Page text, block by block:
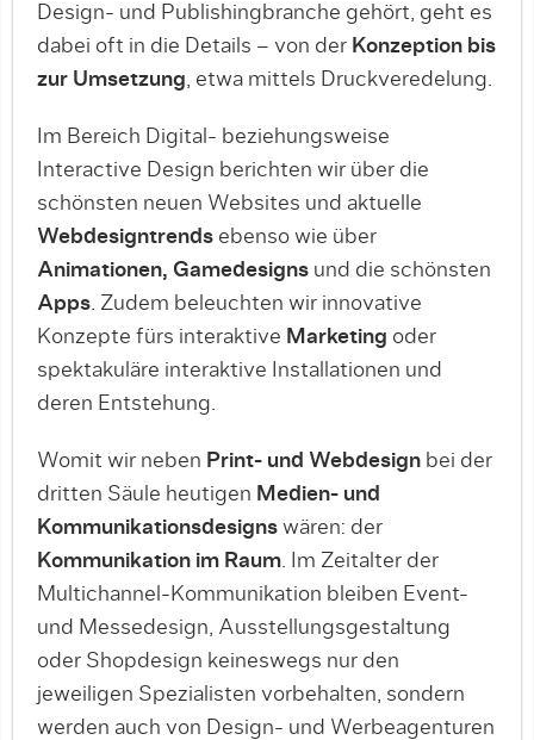
Design- und Publishingbranche gehört, geht es
dabei oft in die Details – von der Konzeption bis
zur Umsetzung , etwa mittels Druckveredelung.
Im Bereich Digital- beziehungsweise
Interactive Design berichten wir über die
schönsten neuen Websites und aktuelle
Webdesigntrends ebenso wie über
Animationen, Gamedesigns und die schönsten
Apps . Zudem beleuchten wir innovative
Konzepte fürs interaktive Marketing oder
spektakuläre interaktive Installationen und
deren Entstehung.
Womit wir neben Print- und Webdesign bei der
dritten Säule heutigen Medien- und
Kommunikationsdesigns wären: der
Kommunikation im Raum . Im Zeitalter der
Multichannel-Kommunikation bleiben Event-
und Messedesign, Ausstellungsgestaltung
oder Shopdesign keineswegs nur den
jeweiligen Spezialisten vorbehalten, sondern
werden auch von Design- und Werbeagenturen